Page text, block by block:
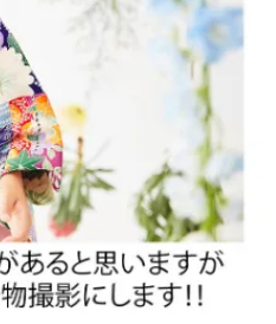
ジ
CAMPFIRE for Social Good
CAMPFIREふるさと納税machi-ya